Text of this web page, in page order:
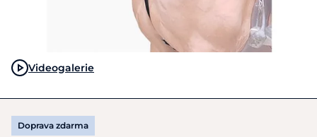
Videogalerie
Doprava zdarma